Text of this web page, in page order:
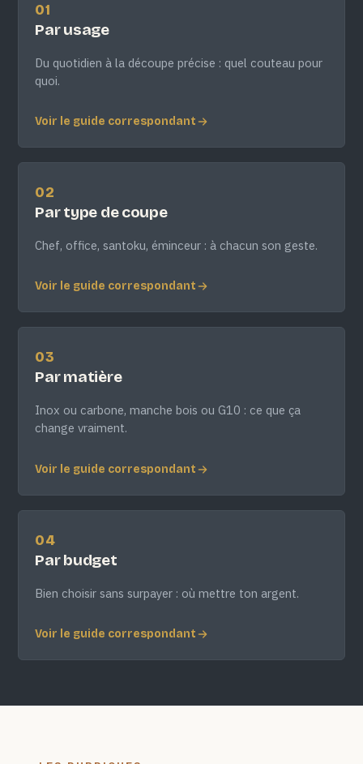
01
Par usage
Du quotidien à la découpe précise : quel couteau pour
quoi.
Voir le guide correspondant
02
Par type de coupe
Chef, office, santoku, éminceur : à chacun son geste.
Voir le guide correspondant
03
Par matière
Inox ou carbone, manche bois ou G10 : ce que ça
change vraiment.
Voir le guide correspondant
04
Par budget
Bien choisir sans surpayer : où mettre ton argent.
Voir le guide correspondant